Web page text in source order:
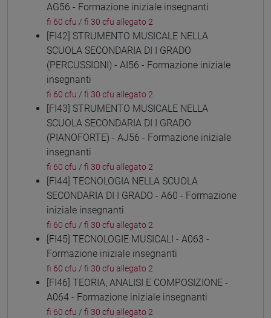
AG56 - Formazione iniziale insegnanti
fi 60 cfu / fi 30 cfu allegato 2
[FI42] STRUMENTO MUSICALE NELLA
SCUOLA SECONDARIA DI I GRADO
(PERCUSSIONI) - AI56 - Formazione iniziale
insegnanti
fi 60 cfu / fi 30 cfu allegato 2
[FI43] STRUMENTO MUSICALE NELLA
SCUOLA SECONDARIA DI I GRADO
(PIANOFORTE) - AJ56 - Formazione iniziale
insegnanti
fi 60 cfu / fi 30 cfu allegato 2
[FI44] TECNOLOGIA NELLA SCUOLA
SECONDARIA DI I GRADO - A60 - Formazione
iniziale insegnanti
fi 60 cfu / fi 30 cfu allegato 2
[FI45] TECNOLOGIE MUSICALI - A063 -
Formazione iniziale insegnanti
fi 60 cfu / fi 30 cfu allegato 2
[FI46] TEORIA, ANALISI E COMPOSIZIONE -
A064 - Formazione iniziale insegnanti
fi 60 cfu / fi 30 cfu allegato 2